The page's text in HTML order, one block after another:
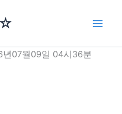
년07월09일 04시36분